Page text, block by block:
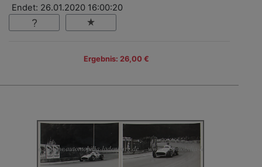
Endet: 26.01.2020 16:00:20
Ergebnis: 26,00 €